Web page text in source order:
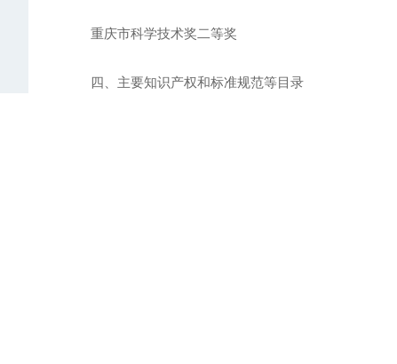
重庆市科学技术奖二等奖
四、主要知识产权和标准规范等目录